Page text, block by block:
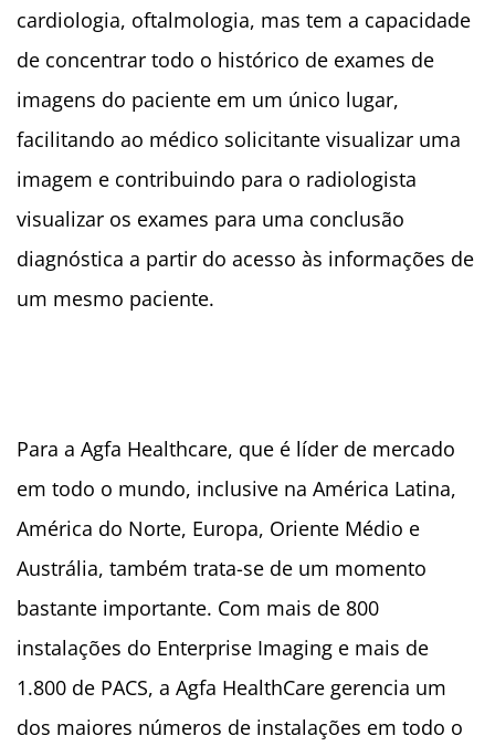
cardiologia, oftalmologia, mas tem a capacidade
de concentrar todo o histórico de exames de
imagens do paciente em um único lugar,
facilitando ao médico solicitante visualizar uma
imagem e contribuindo para o radiologista
visualizar os exames para uma conclusão
diagnóstica a partir do acesso às informações de
um mesmo paciente.
Para a Agfa Healthcare, que é líder de mercado
em todo o mundo, inclusive na América Latina,
América do Norte, Europa, Oriente Médio e
Austrália, também trata-se de um momento
bastante importante. Com mais de 800
instalações do Enterprise Imaging e mais de
1.800 de PACS, a Agfa HealthCare gerencia um
dos maiores números de instalações em todo o